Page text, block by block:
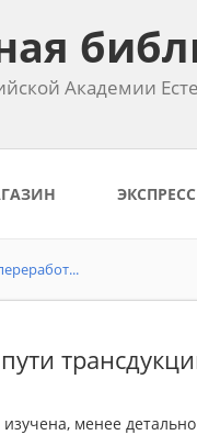
Академии
менее